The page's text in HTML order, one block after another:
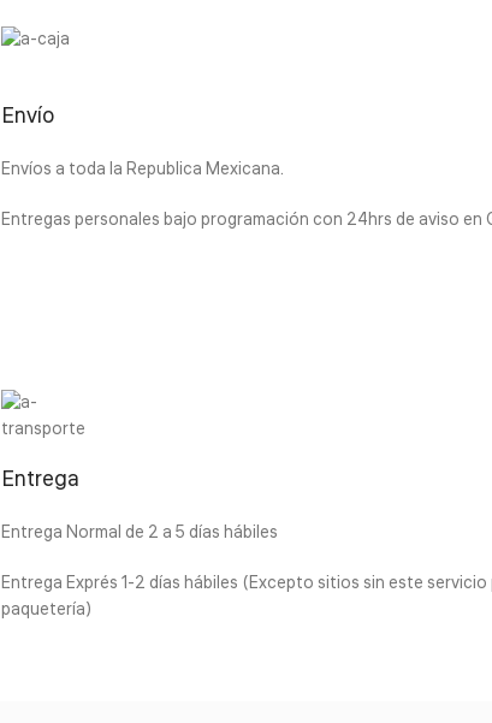
Envío
Envíos a toda la Republica Mexicana.
Entregas personales bajo programación con 24hrs de aviso en
Entrega
Entrega Normal de 2 a 5 días hábiles
Entrega Exprés 1-2 días hábiles (Excepto sitios sin este
paquetería)